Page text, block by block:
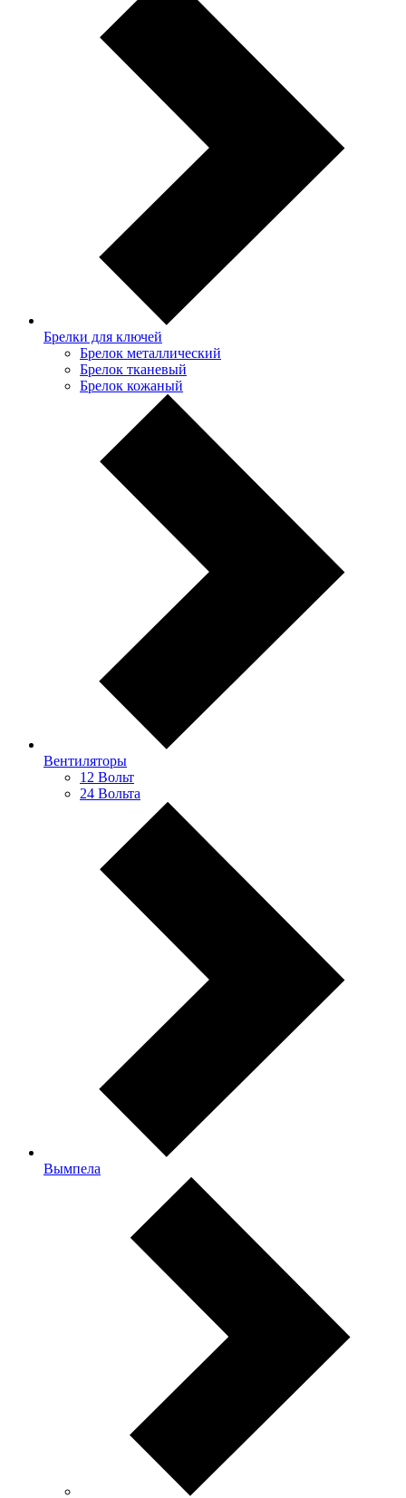
Брелки для ключей
Брелок металлический
Брелок тканевый
Брелок кожаный
Вентиляторы
12 Вольт
24 Вольта
Вымпела